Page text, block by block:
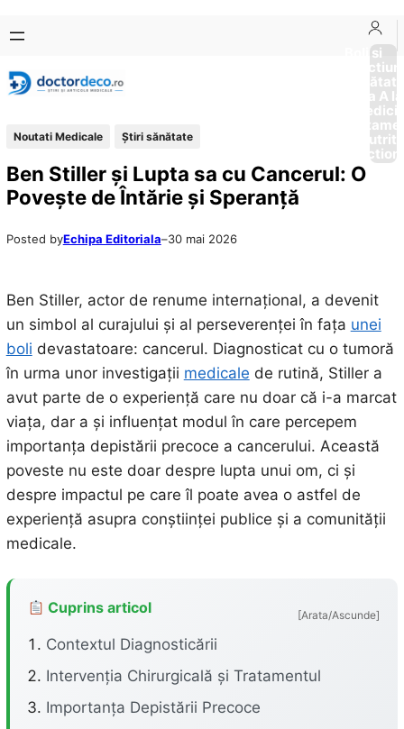
conținut
content
Boli si
Afectiuni
Sănătate
de la A
Noutati Medicale Ştiri sănătate
Ben Stiller și Lupta sa cu Cancerul: O
Povește de Întărie și Speranță
Posted byEchipa Editoriala–30 mai 2026
Ben Stiller, actor de renume internațional, a devenit
un simbol al curajului și al perseverenței în fața unei
boli devastatoare: cancerul. Diagnosticat cu o tumoră
în urma unor investigații medicale de rutină, Stiller a
avut parte de o experiență care nu doar că i-a marcat
viața, dar a și influențat modul în care percepem
importanța depistării precoce a cancerului. Această
poveste nu este doar despre lupta unui om, ci și
despre impactul pe care îl poate avea o astfel de
experiență asupra conștiinței publice și a comunității
medicale.
Cuprins articol [Arata/Ascunde]
Contextul Diagnosticării
Intervenția Chirurgicală și Tratamentul
Importanța Depistării Precoce